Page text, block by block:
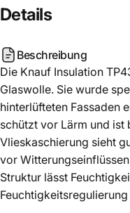
Details
Beschreibung
Die Knauf Insulation
Glaswolle. Sie wurde
hinterlüfteten Fassaden
schützt vor Lärm und ist
Vlieskaschierung sieht
vor
Struktur lässt